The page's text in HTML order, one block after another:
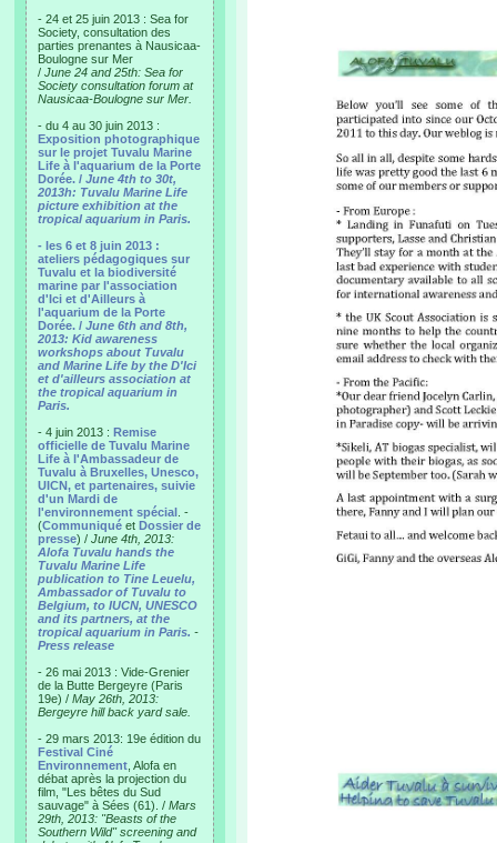
- 24 et 25 juin 2013 : Sea for
Society, consultation des
parties prenantes à Nausicaa-
Boulogne sur Mer
/ June 24 and 25th: Sea for
Society consultation forum at
Nausicaa-Boulogne sur Mer.
- du 4 au 30 juin 2013 :
Exposition photographique
sur le projet Tuvalu Marine
Life à l'aquarium de la Porte
Dorée. / June 4th to 30t,
2013h: Tuvalu Marine Life
picture exhibition at the
tropical aquarium in Paris.
- les 6 et 8 juin 2013 :
ateliers pédagogiques sur
Tuvalu et la biodiversité
marine par l'association
d'Ici et d'Ailleurs à
l'aquarium de la Porte
Dorée. / June 6th and 8th,
2013: Kid awareness
workshops about Tuvalu
and Marine Life by the D'Ici
et d'ailleurs association at
the tropical aquarium in
Paris.
- 4 juin 2013 : Remise
officielle de Tuvalu Marine
Life à l'Ambassadeur de
Tuvalu à Bruxelles, Unesco,
UICN, et partenaires, suivie
d'un Mardi de
l'environnement spécial . -
(Communiqué et Dossier de
presse) / June 4th, 2013:
Alofa Tuvalu hands the
Tuvalu Marine Life
publication to Tine Leuelu,
Ambassador of Tuvalu to
Belgium, to IUCN, UNESCO
and its partners, at the
tropical aquarium in Paris. -
Press release
- 26 mai 2013 : Vide-Grenier
de la Butte Bergeyre (Paris
19e) / May 26th, 2013:
Bergeyre hill back yard sale.
- 29 mars 2013: 19e édition du
Festival Ciné
Environnement , Alofa en
débat après la projection du
film, "Les bêtes du Sud
sauvage" à Sées (61). / Mars
29th, 2013: "Beasts of the
Southern Wild" screening and